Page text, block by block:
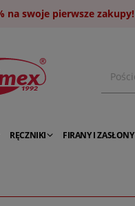
na swoje pierwsze zakupy!
RĘCZNIKI FIRANY I ZASŁONY